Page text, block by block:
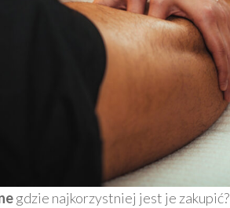
gdzie najkorzystniej jest je zakupić?